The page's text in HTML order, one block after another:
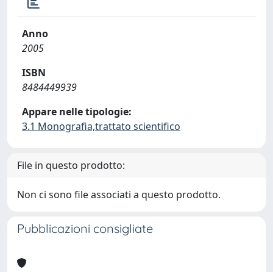
Anno
2005
ISBN
8484449939
Appare nelle tipologie:
3.1 Monografia,trattato scientifico
File in questo prodotto:
Non ci sono file associati a questo prodotto.
Pubblicazioni consigliate